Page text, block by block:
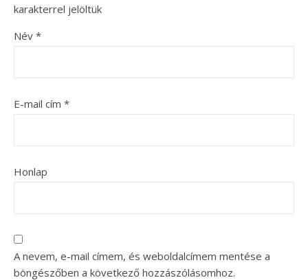
karakterrel jelöltük
Név *
E-mail cím *
Honlap
A nevem, e-mail címem, és weboldalcímem mentése a
böngészőben a következő hozzászólásomhoz.